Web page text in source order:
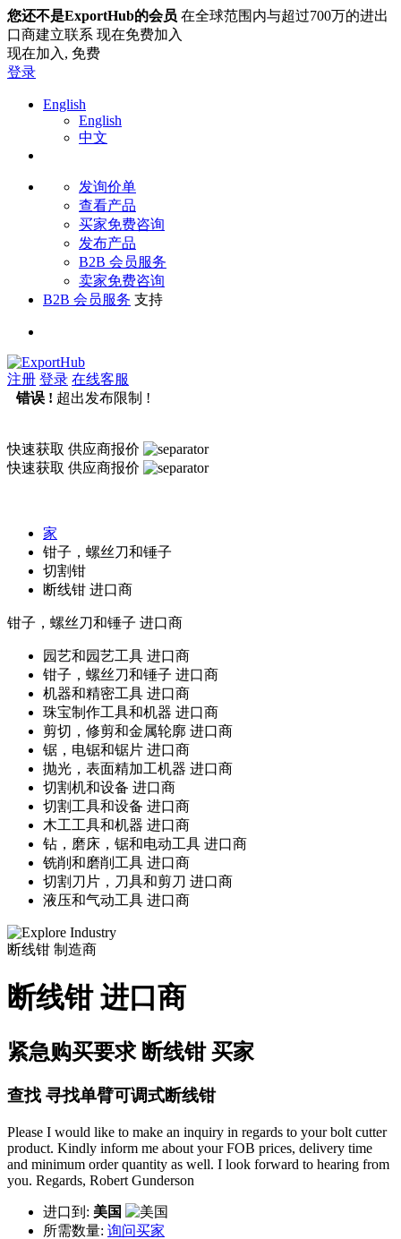
您还不是ExportHub的会员 在全球范围内与超过700万的进出
口商建立联系 现在免费加入
现在加入, 免费
登录
English
English
中文
发询价单
查看产品
买家免费咨询
发布产品
B2B 会员服务
卖家免费咨询
B2B 会员服务 支持
注册 登录 在线客服
错误 ! 超出发布限制 !
快速获取 供应商报价
快速获取 供应商报价
家
钳子，螺丝刀和锤子
切割钳
断线钳 进口商
钳子，螺丝刀和锤子 进口商
园艺和园艺工具 进口商
钳子，螺丝刀和锤子 进口商
机器和精密工具 进口商
珠宝制作工具和机器 进口商
剪切，修剪和金属轮廓 进口商
锯，电锯和锯片 进口商
抛光，表面精加工机器 进口商
切割机和设备 进口商
切割工具和设备 进口商
木工工具和机器 进口商
钻，磨床，锯和电动工具 进口商
铣削和磨削工具 进口商
切割刀片，刀具和剪刀 进口商
液压和气动工具 进口商
断线钳 制造商
断线钳 进口商
紧急购买要求 断线钳 买家
查找 寻找单臂可调式断线钳
Please I would like to make an inquiry in regards to your bolt cutter
product. Kindly inform me about your FOB prices, delivery time
and minimum order quantity as well. I look forward to hearing from
you. Regards, Robert Gunderson
进口到: 美国
所需数量: 询问买家